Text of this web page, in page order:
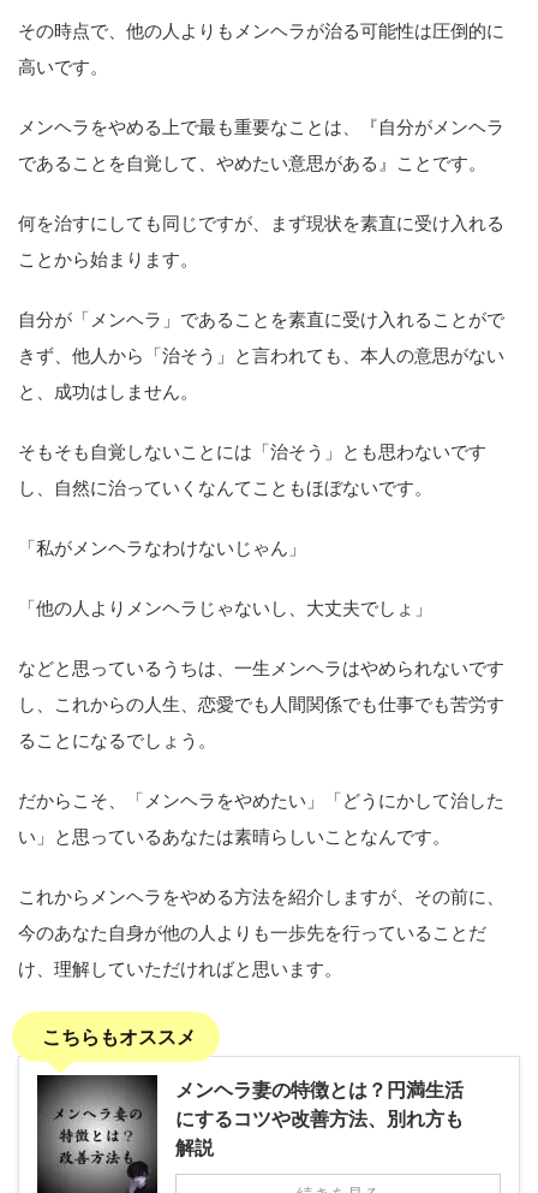
その時点で、他の人よりもメンヘラが治る可能性は圧倒的に
高いです。
メンヘラをやめる上で最も重要なことは、『自分がメンヘラ
であることを自覚して、やめたい意思がある』ことです。
何を治すにしても同じですが、まず現状を素直に受け入れる
ことから始まります。
自分が「メンヘラ」であることを素直に受け入れることがで
きず、他人から「治そう」と言われても、本人の意思がない
と、成功はしません。
そもそも自覚しないことには「治そう」とも思わないです
し、自然に治っていくなんてこともほぼないです。
「私がメンヘラなわけないじゃん」
「他の人よりメンヘラじゃないし、大丈夫でしょ」
などと思っているうちは、一生メンヘラはやめられないです
し、これからの人生、恋愛でも人間関係でも仕事でも苦労す
ることになるでしょう。
だからこそ、「メンヘラをやめたい」「どうにかして治した
い」と思っているあなたは素晴らしいことなんです。
これからメンヘラをやめる方法を紹介しますが、その前に、
今のあなた自身が他の人よりも一歩先を行っていることだ
け、理解していただければと思います。
こちらもオススメ
メンヘラ妻の特徴とは？円満生活
にするコツや改善方法、別れ方も
解説